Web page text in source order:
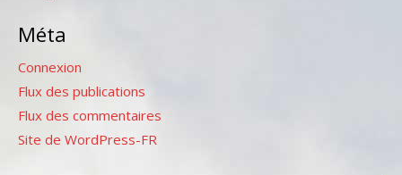
Méta
Connexion
Flux des publications
Flux des commentaires
Site de WordPress-FR